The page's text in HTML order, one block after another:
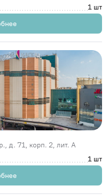
1 шт
д. 71, корп. 2, лит. А
1 шт